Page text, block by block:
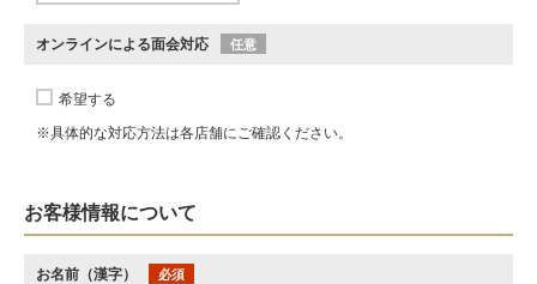
オンラインによる面会対応 任意
希望する
※具体的な対応方法は各店舗にご確認ください。
お客様情報について
お名前（漢字） 必須